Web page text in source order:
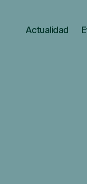
Actualidad